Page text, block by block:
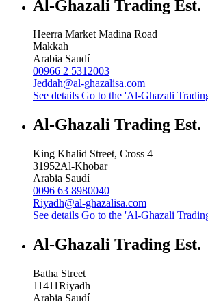
Al-Ghazali Trading Est.
Heerra Market Madina Road
Makkah
Arabia Saudí
00966 2 5312003
Jeddah@al-ghazalisa.com
See details Go to the 'Al-Ghazali
Al-Ghazali Trading Est.
King Khalid Street, Cross 4
31952Al-Khobar
Arabia Saudí
0096 63 8980040
Riyadh@al-ghazalisa.com
See details Go to the 'Al-Ghazali
Al-Ghazali Trading Est.
Batha Street
11411Riyadh
Arabia Saudí